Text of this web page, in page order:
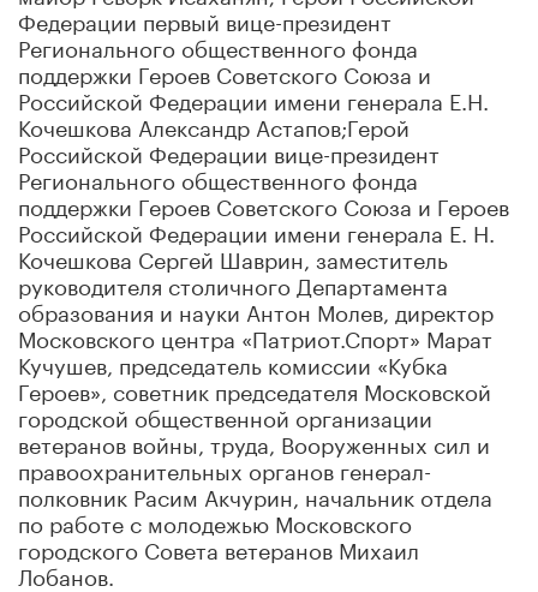
Федерациипервый вице-президент
Регионального общественного фонда
поддержки Героев Советского Союза и
Российской Федерации имени генерала Е.Н.
Кочешкова Александр Астапов;Герой
Российской Федерации вице-президент
Регионального общественного фонда
поддержки Героев Советского Союза и Героев
Российской Федерации имени генерала Е. Н.
Кочешкова Сергей Шаврин, заместитель
руководителя столичного Департамента
образования и науки Антон Молев, директор
Московского центра «Патриот.Спорт» Марат
Кучушев, председатель комиссии «Кубка
Героев», советник председателя Московской
городской общественной организации
ветеранов войны, труда, Вооруженных сил и
правоохранительных органов генерал-
полковник Расим Акчурин, начальник отдела
по работе с молодежью Московского
городского Совета ветеранов Михаил
Лобанов.